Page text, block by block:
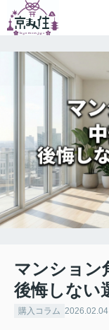
マンション
後悔しない
購入コラム 2026.02.04